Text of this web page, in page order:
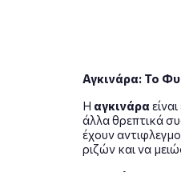
Αγκινάρα: Το
Η αγκινάρα
άλλα θρεπτικά
έχουν
ριζών και να